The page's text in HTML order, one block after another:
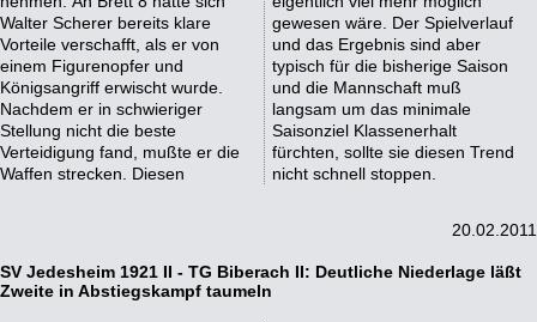
Walter Scherer bereits klare
Vorteile verschafft, als er von
einem Figurenopfer und
Königsangriff erwischt wurde.
Nachdem er in schwieriger
Stellung nicht die beste
Verteidigung fand, mußte er die
Waffen strecken. Diesen
gewesen wäre. Der Spielverlauf
und das Ergebnis sind aber
typisch für die bisherige Saison
und die Mannschaft muß
langsam um das minimale
Saisonziel Klassenerhalt
fürchten, sollte sie diesen Trend
nicht schnell stoppen.
20.02.2011
SV Jedesheim 1921 II - TG Biberach II: Deutliche Niederlage läßt
Zweite in Abstiegskampf taumeln